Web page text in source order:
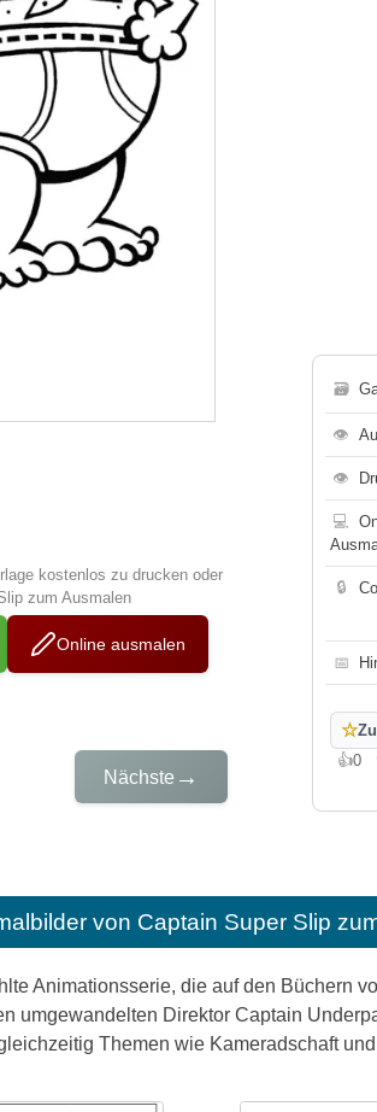
kostenlos zu drucken oder
zum Ausmalen
Online ausmalen
Nächste →
🗃
👁
👁
💻
🔒
📅
☆
👍0
von Captain Super Slip
Animationsserie, die auf den Büchern
umgewandelten Direktor Captain
Themen wie Kameradschaft